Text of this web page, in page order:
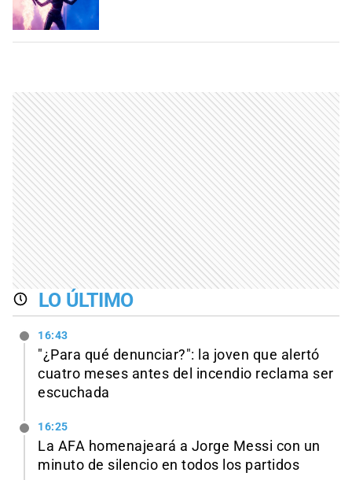
LO ÚLTIMO
16:43
"¿Para qué denunciar?": la joven que alertó
cuatro meses antes del incendio reclama ser
escuchada
16:25
La AFA homenajeará a Jorge Messi con un
minuto de silencio en todos los partidos